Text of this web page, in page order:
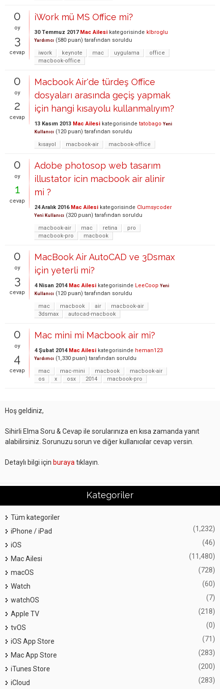
0
oy
3
cevap
iWork mü MS Office mi?
30 Temmuz 2017 Mac Ailesi kategorisinde klbroglu
Yardımcı (580 puan) tarafından soruldu
iwork
keynote mac uygulama
office
macbook-office
0
oy
2
cevap
Macbook Air'de türdeş Office
dosyaları arasında geçiş yapmak
için hangi kısayolu kullanmalıyım?
13 Kasım 2013 Mac Ailesi kategorisinde tatobago Yeni
Kullanıcı (120 puan) tarafından soruldu
kısayol
macbook-air macbook-office
0
oy
1
cevap
Adobe photosop web tasarım
illustator icin macbook air alinir
mi ?
24 Aralık 2016 Mac Ailesi kategorisinde Clumsycoder
Yeni Kullanıcı (320 puan) tarafından soruldu
macbook-air
mac retina
pro
macbook-pro
macbook
0
oy
3
cevap
MacBook Air AutoCAD ve 3Dsmax
için yeterli mi?
4 Nisan 2014 Mac Ailesi kategorisinde LeeCoop Yeni
Kullanıcı (120 puan) tarafından soruldu
mac
macbook air
macbook-air
3dsmax
autocad-macbook
0
oy
4
cevap
Mac mini mi Macbook air mi?
4 Şubat 2014 Mac Ailesi kategorisinde heman123
Yardımcı (1,330 puan) tarafından soruldu
mac
mac-mini macbook
macbook-air
os
x osx 2014 macbook-pro
Hoş geldiniz,
Sihirli Elma Soru & Cevap ile sorularınıza en kısa zamanda yanıt
alabilirsiniz. Sorunuzu sorun ve diğer kullanıcılar cevap versin.
Detaylı bilgi için burayatıklayın.
Kategoriler
Tüm kategoriler
iPhone / iPad
(1,232)
iOS (46)
Mac Ailesi (11,480)
macOS (728)
Watch (60)
watchOS (7)
Apple TV (218)
tvOS (0)
iOS App Store (71)
Mac App Store (283)
iTunes Store (200)
iCloud (283)